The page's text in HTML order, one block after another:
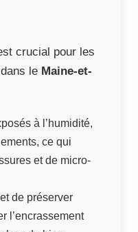
crucial pour les
le Maine-et-
à l’humidité,
ce qui
et de micro-
de préserver
l’encrassement